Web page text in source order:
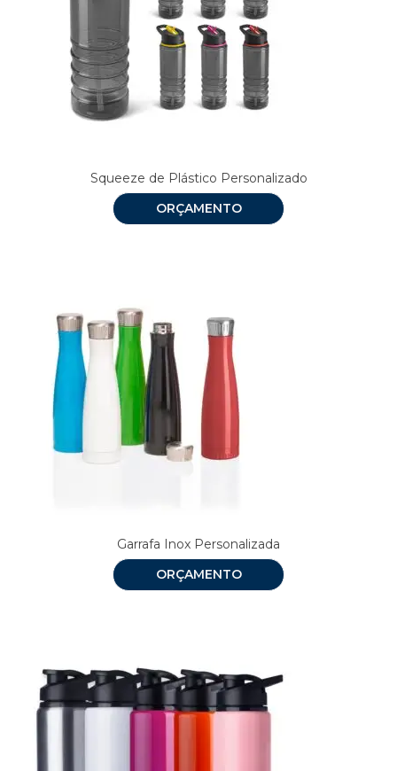
Squeeze de Plástico Personalizado
ORÇAMENTO
Garrafa Inox Personalizada
ORÇAMENTO